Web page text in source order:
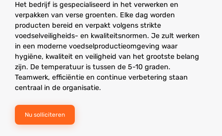
Het bedrijf is gespecialiseerd in het verwerken en
verpakken van verse groenten. Elke dag worden
producten bereid en verpakt volgens strikte
voedselveiligheids- en kwaliteitsnormen. Je zult werken
in een moderne voedselproductieomgeving waar
hygiëne, kwaliteit en veiligheid van het grootste belang
zijn. De temperatuur is tussen de 5-10 graden.
Teamwerk, efficiëntie en continue verbetering staan
centraal in de organisatie.
Nu solliciteren